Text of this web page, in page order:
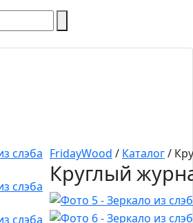
FridayWood / Каталог/
Круглый